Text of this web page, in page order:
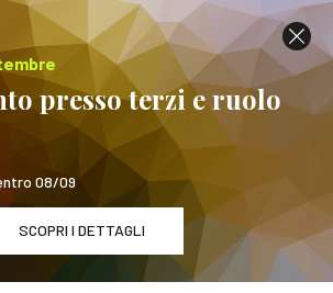
presso terzi e ruolo
08/09
SCOPRI I DETTAGLI